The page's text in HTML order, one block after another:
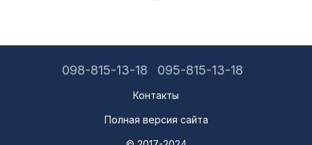
098-815-13-18 095-815-13-18
Контакты
Полная версия сайта